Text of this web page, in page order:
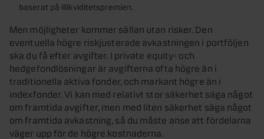
baserat på illikviditetspremien.
Men möjligheter kommer sällan utan risker. Den
eventuella högre riskjusterade avkastningen i portföljen
ska du få efter avgifter. I private equity- och
hedgefondlösningar är avgifterna ofta högre än i
traditionella aktiva fonder, och markant högre än i
indexfonder. Vi kan med relativt stor säkerhet säga något
om framtida avgifter, men med liten säkerhet säga något
om framtida avkastning, så du måste anse att fördelarna
väger upp för de högre kostnaderna.